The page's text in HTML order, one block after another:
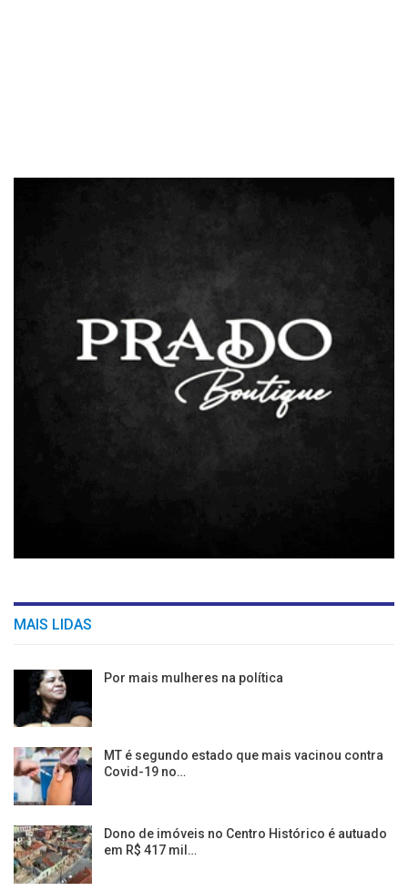
MAIS LIDAS
Por mais mulheres na política
MT é segundo estado que mais vacinou contra
Covid-19 no…
Dono de imóveis no Centro Histórico é autuado
em R$ 417 mil…